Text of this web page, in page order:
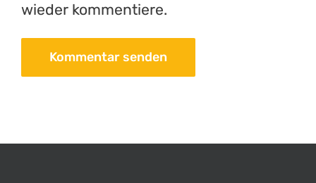
wieder kommentiere.